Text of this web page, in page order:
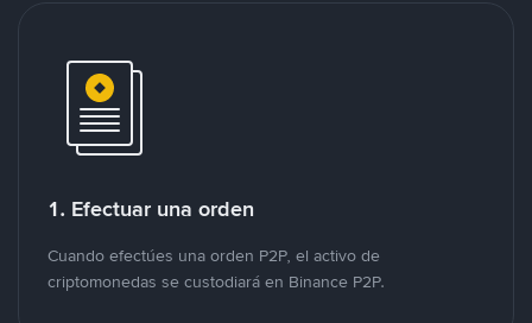
1. Efectuar una orden
Cuando efectúes una orden P2P, el activo de
criptomonedas se custodiará en Binance P2P.